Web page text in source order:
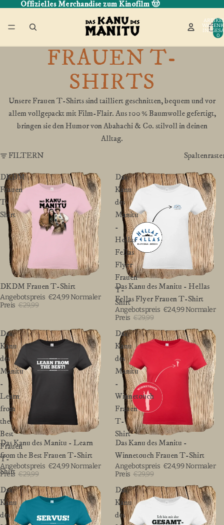
Offizielles Merchandise zum Kinofilm 🤠
0
FRAUEN T-
SHIRTS
Unsere Frauen T-Shirts sind tailliert geschnitten, bequem und vor
allem vollgepackt mit Film-Flair. Aus 100 % Baumwolle gefertigt,
bringen sie den Humor von Abahachi & Co. stilvoll in deinen
Alltag.
FILTERN
DKDM
Frauen
T-
Shirt
BIS ZU 20%
DKDM Frauen T-Shirt
Angebotspreis €24,99Normaler
Preis €29,99
Das
Kanu
des
Manitu
-
Hellas
Fellas
Flyer
Frauen
T-
Shirt
BIS ZU 20%
Das Kanu des Manitu - Hellas
Fellas Flyer Frauen T-Shirt
Angebotspreis €24,99Normaler
Preis €29,99
Das
Kanu
des
Manitu
-
Learn
from
the
Best
Frauen
T-
Shirt
BIS ZU 20%
Das Kanu des Manitu - Learn
from the Best Frauen T-Shirt
Angebotspreis €24,99Normaler
Preis €29,99
Das
Kanu
des
Manitu
-
Winnetouch
Frauen
T-
Shirt
BIS ZU 20%
Das Kanu des Manitu -
Winnetouch Frauen T-Shirt
Angebotspreis €24,99Normaler
Preis €29,99
Das
Kanu
des
Das
Kanu
des